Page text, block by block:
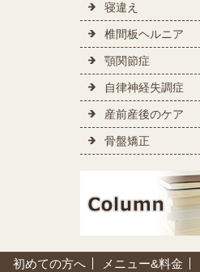
寝違え
椎間板ヘルニア
顎関節症
自律神経失調症
産前産後のケア
骨盤矯正
初めての方へ メニュー&料金